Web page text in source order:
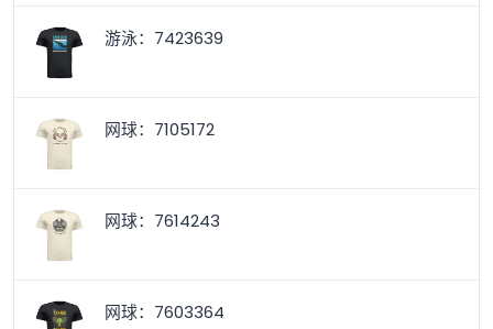
游泳：7423639
网球：7105172
网球：7614243
网球：7603364